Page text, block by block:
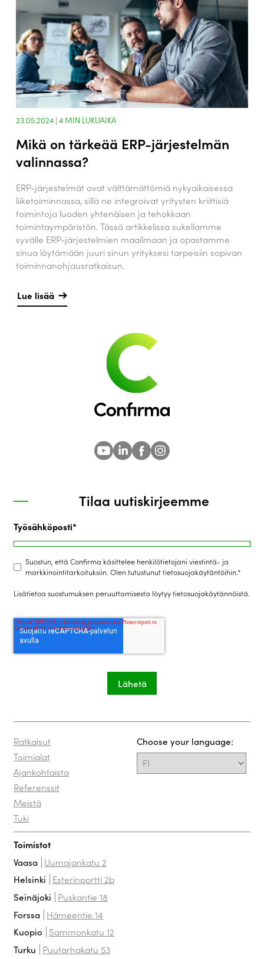
23.05.2024 | 4MIN LUKUAIKA
Mikä on tärkeää ERP-järjestelmän
valinnassa?
ERP-järjestelmät ovat välttämättömiä nykyaikaisessa
liiketoiminnassa, sillä ne integroivat yritysten kriittisiä
toimintoja luoden yhtenäisen ja tehokkaan
toimintaympäristön. Tässä artikkelissa sukellamme
syvälle ERP-järjestelmien maailmaan ja opastamme
sinua löytämään juuri sinun yrityksesi tarpeisiin sopivan
toiminnanohjausratkaisun.
Lue lisää
Tilaa uutiskirjeemme
Työsähköposti*
Suostun, että Confirma käsittelee henkilötietojani viestintä- ja
markkinointitarkoituksiin. Olen tutustunut tietosuojakäytäntöihin.*
Lisätietoa suostumuksen peruuttamisesta löytyytietosuojakäytännöistä
Ratkaisut
Toimialat
Ajankohtaista
Referenssit
Meistä
Tuki
Toimistot
Vaasa Uumajankatu 2
Helsinki Esterinportti 2b
Seinäjoki Puskantie 18
Forssa Hämeentie 14
Kuopio Sammonkatu 12
Turku Puutarhakatu 53
Choose your language: